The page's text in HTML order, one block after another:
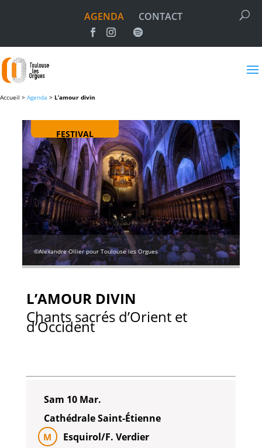
AGENDA CONTACT
Accueil > Agenda > L’amour divin
FESTIVAL
©Alexandre Ollier pour Toulouse les Orgues
L’AMOUR DIVIN
Chants sacrés d’Orient et
d’Occident
Sam 10 Mar.
Cathédrale Saint-Étienne
M
Esquirol/F. Verdier